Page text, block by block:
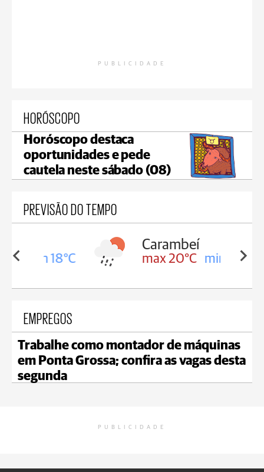
PUBLICIDADE
HORÓSCOPO
Horóscopo destaca
oportunidades e pede
cautela neste sábado (08)
PREVISÃO DO TEMPO
18°C
Carambeí
max 20°C min 18°C
EMPREGOS
Trabalhe como montador de máquinas
em Ponta Grossa; confira as vagas desta
segunda
PUBLICIDADE